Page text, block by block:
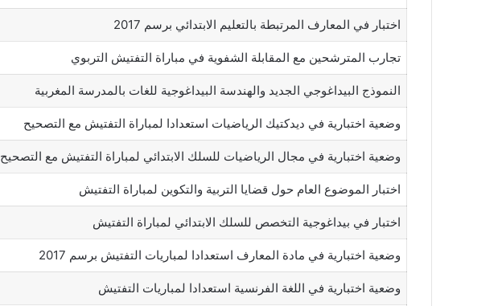
اختبار في المعارف المرتبطة بالتعليم الابتدائي برسم 2017
تجارب المترشحين مع المقابلة الشفوية في مباراة التفتيش التربوي
النموذج البيداغوجي الجديد والهندسة البيداغوجية للغات بالمدرسة المغربية
وضعية اختبارية في ديدكتيك الرياضيات استعدادا لمباراة التفتيش مع التصحيح
وضعية اختبارية في مجال الرياضيات للسلك الابتدائي لمباراة التفتيش مع التصحيح
اختبار الموضوع العام حول قضايا التربية والتكوين لمباراة التفتيش
اختبار في بيداغوجية التخصص للسلك الابتدائي لمباراة التفتيش
وضعية اختبارية في مادة المعارف استعدادا لمباريات التفتيش برسم 2017
وضعية اختبارية في اللغة الفرنسية استعدادا لمباريات التفتيش